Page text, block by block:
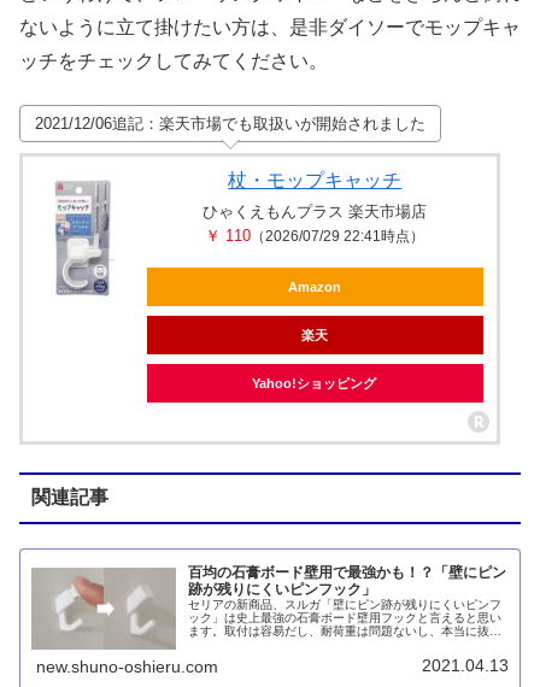
ないように立て掛けたい方は、是非ダイソーでモップキャ
ッチをチェックしてみてください。
2021/12/06追記：楽天市場でも取扱いが開始されました
杖・モップキャッチ
ひゃくえもんプラス 楽天市場店
￥ 110 （2026/07/29 22:41時点）
Amazon
楽天
Yahoo!ショッピング
関連記事
百均の石膏ボード壁用で最強かも！？「壁にピン
跡が残りにくいピンフック」
セリアの新商品、スルガ「壁にピン跡が残りにくいピンフ
ック」は史上最強の石膏ボード壁用フックと言えると思い
ます。取付は容易だし、耐荷重は問題ないし、本当に抜い
new.shuno-oshieru.com 2021.04.13